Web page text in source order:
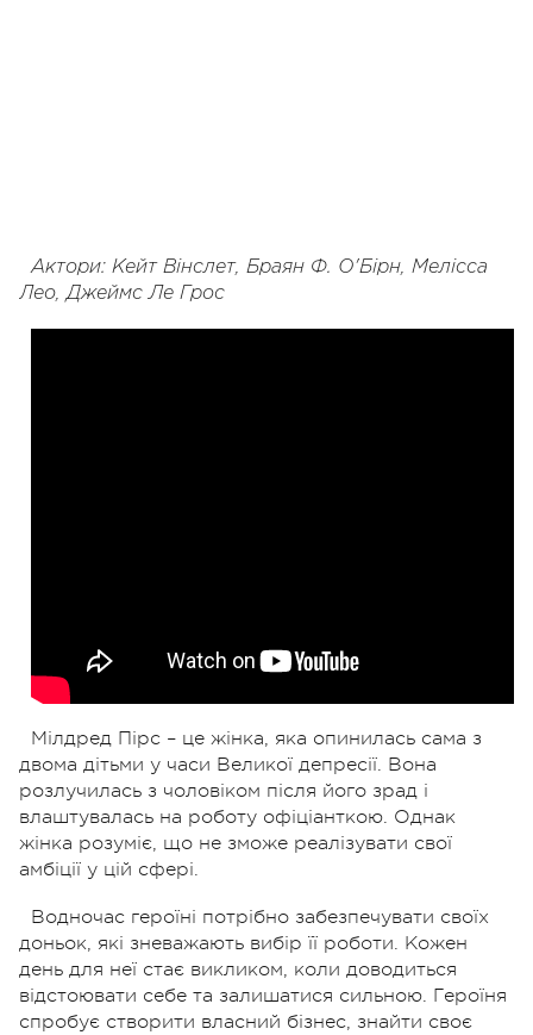
Актори: Кейт Вінслет, Браян Ф. О'Бірн, Мелісса
Лео, Джеймс Ле Грос
Мілдред Пірс – це жінка, яка опинилась сама з
двома дітьми у часи Великої депресії. Вона
розлучилась з чоловіком після його зрад і
влаштувалась на роботу офіціанткою. Однак
жінка розуміє, що не зможе реалізувати свої
амбіції у цій сфері.
Водночас героїні потрібно забезпечувати своїх
доньок, які зневажають вибір її роботи. Кожен
день для неї стає викликом, коли доводиться
відстоювати себе та залишатися сильною. Героїня
спробує створити власний бізнес, знайти своє